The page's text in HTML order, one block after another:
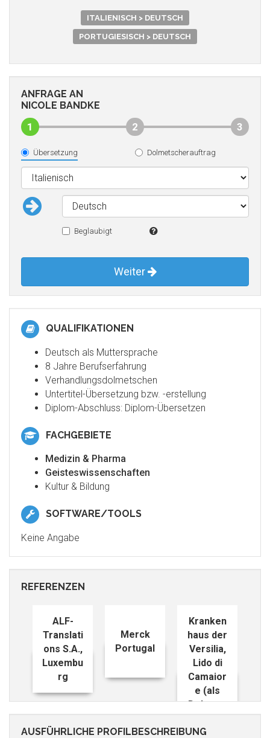
ITALIENISCH > DEUTSCH
PORTUGIESISCH > DEUTSCH
ANFRAGE AN
NICOLE BANDKE
1 2 3
Übersetzung Dolmetscherauftrag
Beglaubigt
Weiter
QUALIFIKATIONEN
Deutsch als Muttersprache
8 Jahre Berufserfahrung
Verhandlungsdolmetschen
Untertitel-Übersetzung bzw. -erstellung
Diplom-Abschluss: Diplom-Übersetzen
FACHGEBIETE
Medizin & Pharma
Geisteswissenschaften
Kultur & Bildung
SOFTWARE/TOOLS
Keine Angabe
REFERENZEN
ALF-
Translati
ons S.A.,
Luxembu
rg
Merck
Portugal
Kranken
haus der
Versilia,
Lido di
Camaior
e (als
Dolmets
AUSFÜHRLICHE PROFILBESCHREIBUNG